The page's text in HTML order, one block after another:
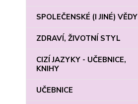
SPOLEČENSKÉ (I JINÉ) VĚDY
ZDRAVÍ, ŽIVOTNÍ STYL
CIZÍ JAZYKY - UČEBNICE,
KNIHY
UČEBNICE